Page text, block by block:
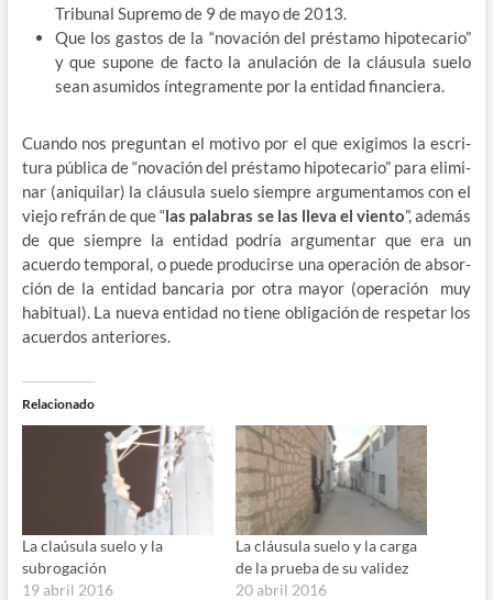
Tri­bu­nal Supre­mo de 9 de mayo de 2013.
Que los gas­tos de la “nova­ción del prés­ta­mo hipo­te­ca­rio”
y que supo­ne de fac­to la anu­la­ción de la cláu­su­la sue­lo
sean asu­mi­dos ínte­gra­men­te por la enti­dad financiera.
Cuan­do nos pre­gun­tan el moti­vo por el que exi­gi­mos la escri­
tu­ra públi­ca de “nova­ción del prés­ta­mo hipo­te­ca­rio” para eli­mi­
nar (ani­qui­lar) la cláu­su­la sue­lo siem­pre argu­men­ta­mos con el
vie­jo refrán de que “las pala­bras se las lle­va el vien­to”, ade­más
de que siem­pre la enti­dad podría argu­men­tar que era un
acuer­do tem­po­ral, o pue­de pro­du­cir­se una ope­ra­ción de absor­
ción de la enti­dad ban­ca­ria por otra mayor (ope­ra­ción muy
habi­tual). La nue­va enti­dad no tie­ne obli­ga­ción de res­pe­tar los
acuer­dos anteriores.
Relacionado
La claúsula suelo y la
subrogación
19 abril 2016
La cláusula suelo y la carga
de la prueba de su validez
20 abril 2016